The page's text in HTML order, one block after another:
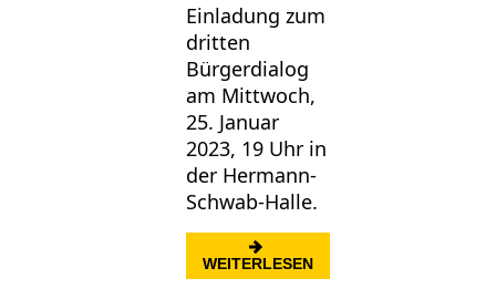
Einladung zum
dritten
Bürgerdialog
am Mittwoch,
25. Januar
2023, 19 Uhr in
der Hermann-
Schwab-Halle.
WEITERLESEN: MASSREGELVOLLZUG